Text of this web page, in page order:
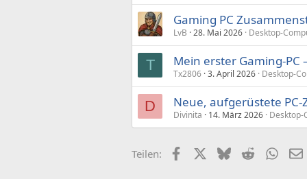
Gaming PC
LvB 28. Mai 2026 Desktop-
T Mein erster Gaming-PC
Tx2806 3. April 2026 Desktop-
D Neue, aufgerüstete
Divinita 14. März 2026 Desktop-
Teilen: FacebookX (Twitter)
BlueskyReddit